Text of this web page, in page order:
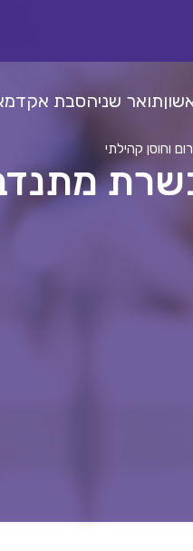
תואר שניהסבת
וחוסן קהילתי